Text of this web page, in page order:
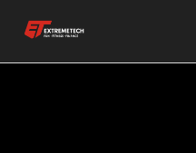
content